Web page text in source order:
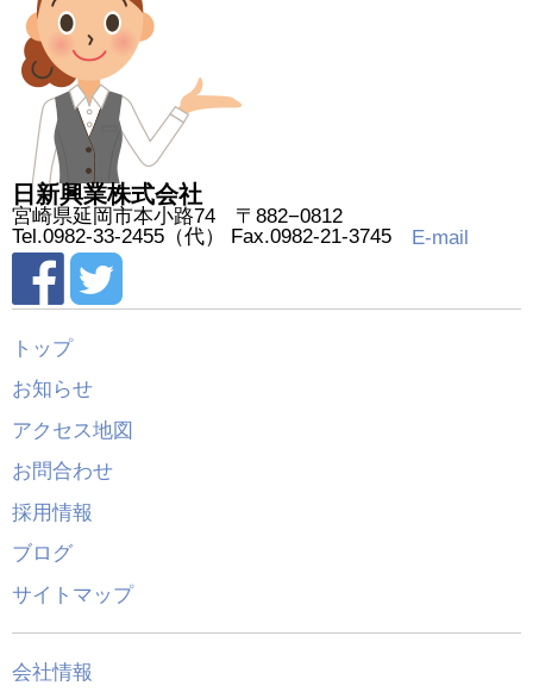
日新興業株式会社
宮崎県延岡市本小路74 〒882−0812
Tel.0982-33-2455（代） Fax.0982-21-3745 E-mail
トップ
お知らせ
アクセス地図
お問合わせ
採用情報
ブログ
サイトマップ
会社情報